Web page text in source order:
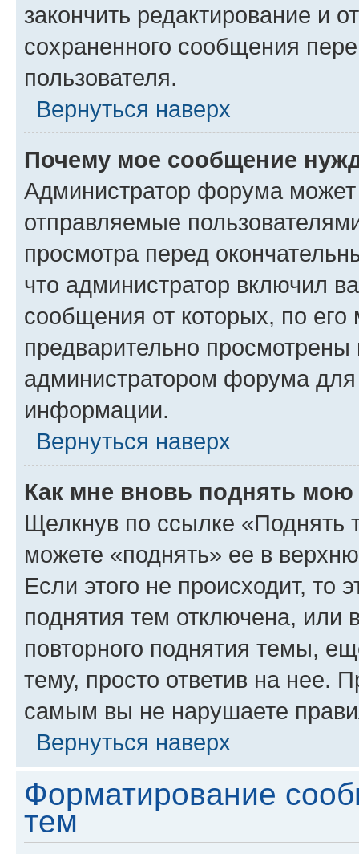
закончить редактирование и
сохраненного сообщения
пользователя.
Вернуться наверх
Почему мое сообщение
Администратор форума
отправляемые
просмотра перед
что администратор включил
сообщения от которых, по
предварительно
администратором форума
информации.
Вернуться наверх
Как мне вновь поднять мою
Щелкнув по ссылке «Поднять
можете «поднять» ее в
Если этого не происходит, то
поднятия тем отключена, или
повторного поднятия темы,
тему, просто ответив на нее.
самым вы не нарушаете
Вернуться наверх
Форматирование
тем